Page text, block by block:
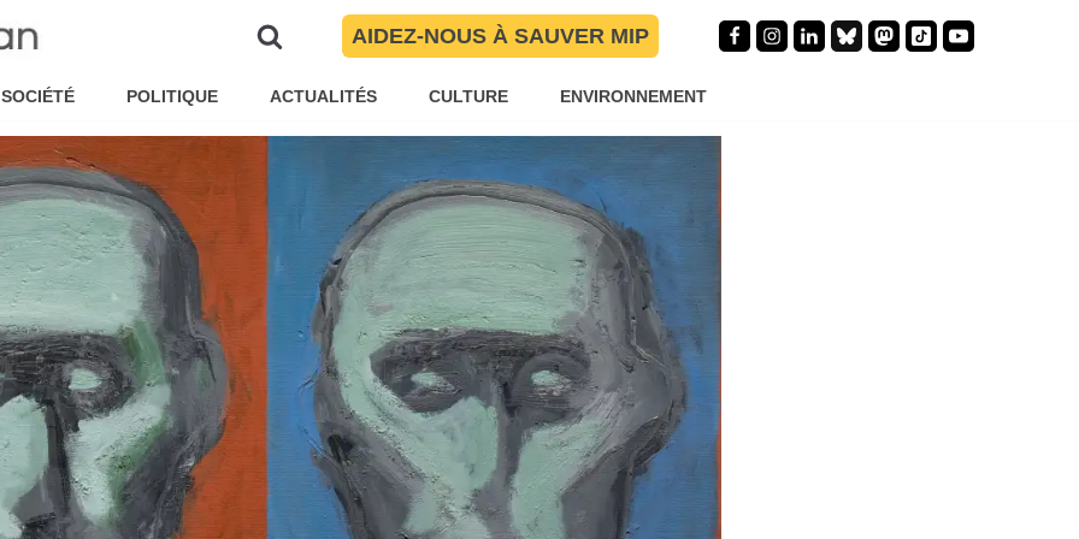
AIDEZ-NOUS À SAUVER MIP
SOCIÉTÉ POLITIQUE ACTUALITÉS CULTURE ENVIRONNEMENT
un an
Garnier Culture